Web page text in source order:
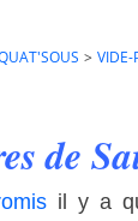
> VIDE-
de
il y a